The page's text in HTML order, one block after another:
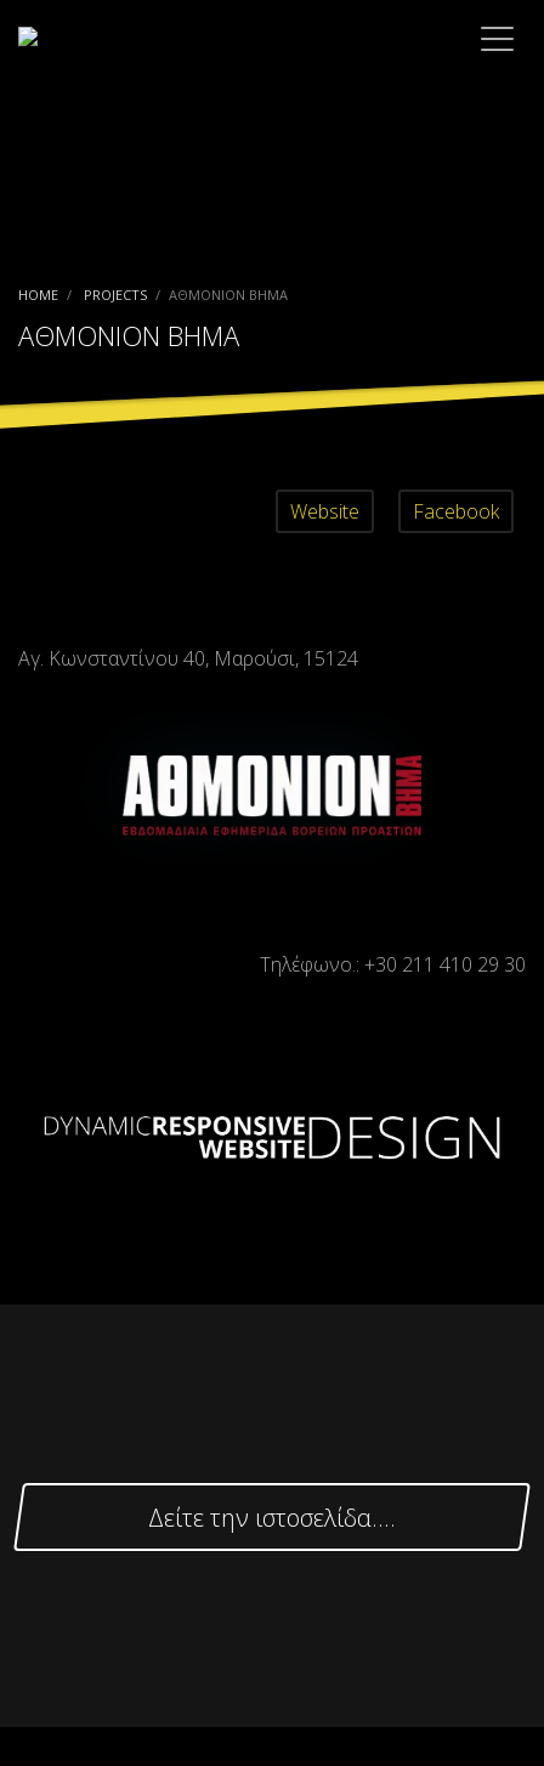
HOME PROJECTS ΑΘΜΟΝΙΟΝ ΒΗΜΑ
ΑΘΜΟΝΙΟΝ ΒΗΜΑ
Website Facebook
Αγ. Κωνσταντίνου 40, Μαρούσι, 15124
Τηλέφωνο.: +30 211 410 29 30
Δείτε την ιστοσελίδα....